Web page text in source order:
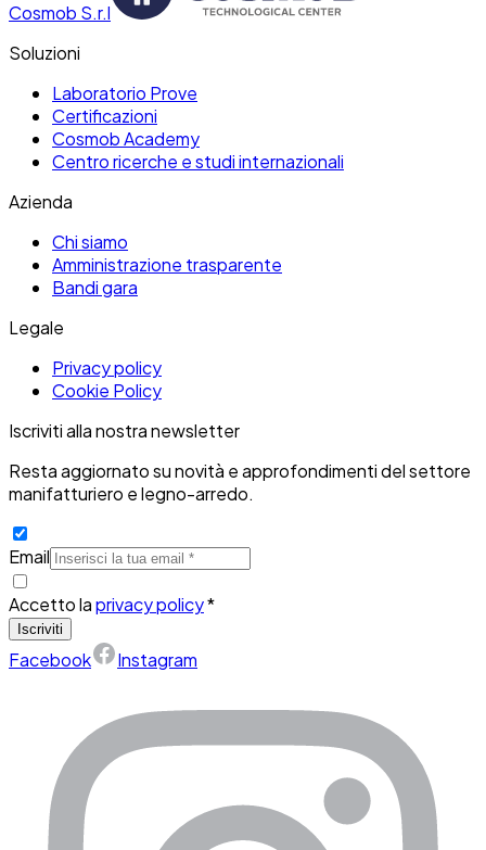
Cosmob S.r.l
Soluzioni
Laboratorio Prove
Certificazioni
Cosmob Academy
Centro ricerche e studi internazionali
Azienda
Chi siamo
Amministrazione trasparente
Bandi gara
Legale
Privacy policy
Cookie Policy
Iscriviti alla nostra newsletter
Resta aggiornato su novità e approfondimenti del settore
manifatturiero e legno-arredo.
Email
Accetto laprivacy policy*
Iscriviti
Facebook Instagram